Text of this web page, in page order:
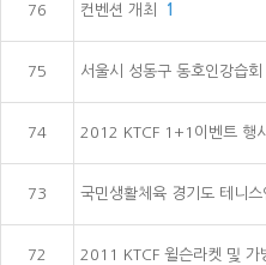
76 컨벤션 개최 1
75 서울시 성동구 동호인강습회
74 2012 KTCF 1+1이벤트 행
73 국민생활체육 경기도 테니
72 2011 KTCF 윌슨라켓 및 가